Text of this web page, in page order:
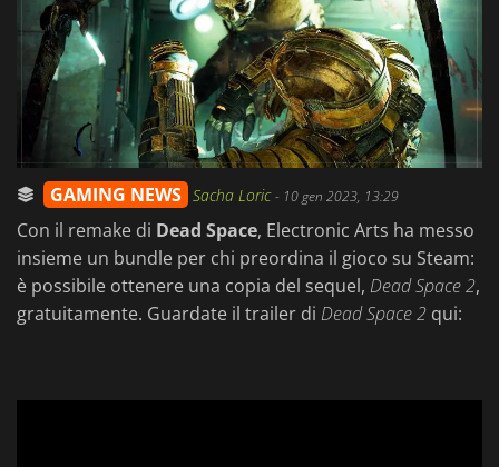
GAMING NEWS Sacha Loric- 10 gen 2023, 13:29
Con il remake di Dead Space, Electronic Arts ha messo
insieme un bundle per chi preordina il gioco su Steam:
è possibile ottenere una copia del sequel, Dead Space 2,
gratuitamente. Guardate il trailer di Dead Space 2 qui: